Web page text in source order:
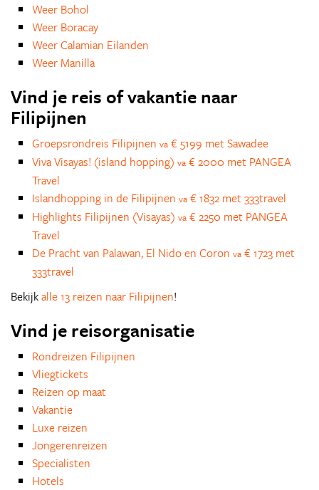
Weer Bohol
Weer Boracay
Weer Calamian Eilanden
Weer Manilla
Vind je reis of vakantie naar
Filipijnen
Groepsrondreis Filipijnen va € 5199 met Sawadee
Viva Visayas! (island hopping) va € 2000 met PANGEA
Travel
Islandhopping in de Filipijnen va € 1832 met 333travel
Highlights Filipijnen (Visayas) va € 2250 met PANGEA
Travel
De Pracht van Palawan, El Nido en Coron va € 1723 met
333travel
Bekijkalle 13 reizen naar Filipijnen!
Vind je reisorganisatie
Rondreizen Filipijnen
Vliegtickets
Reizen op maat
Vakantie
Luxe reizen
Jongerenreizen
Specialisten
Hotels